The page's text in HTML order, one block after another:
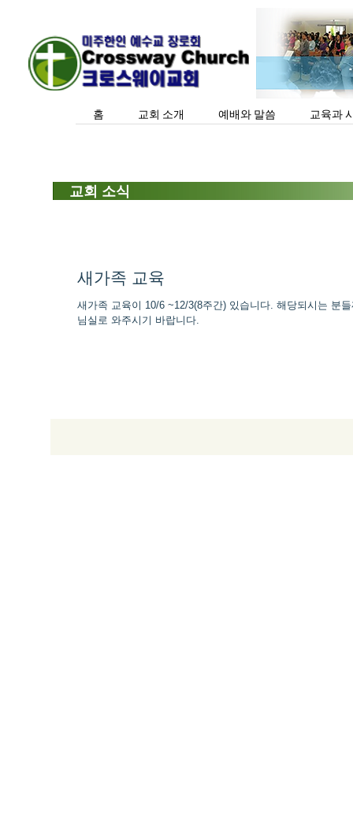
홈 교회 소개 예배와 말씀 교육과
교회 소식
새가족 교육
새가족 교육이 10/6 ~12/3(8주간) 있습니다. 해당되시는 분
님실로 와주시기 바랍니다.